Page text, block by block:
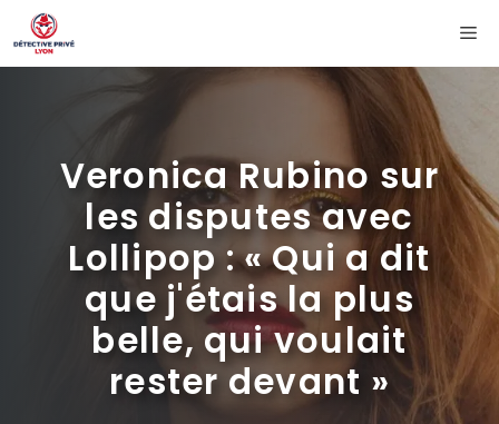
Aller
au
contenu
Veronica Rubino sur
les disputes avec
Lollipop : « Qui a dit
que j'étais la plus
belle, qui voulait
rester devant »